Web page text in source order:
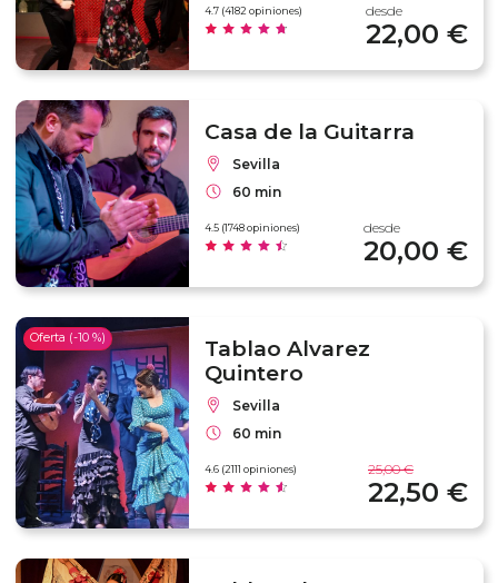
4.7 (4182 opiniones) desde
22,00 €
Casa de la Guitarra
Sevilla
60 min
4.5 (1748 opiniones) desde
20,00 €
Oferta (-10 %)
Tablao Alvarez
Quintero
Sevilla
60 min
4.6 (2111 opiniones) 25,00 €
22,50 €